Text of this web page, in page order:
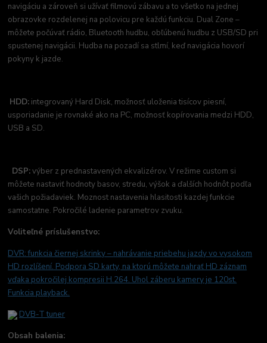
navigáciu a zároveň si užívať filmovú zábavu a to všetko na jednej
obrazovke rozdelenej na polovicu pre každú funkciu. Dual Zone –
môžete počúvať rádio, Bluetooth hudbu, obľúbenú hudbu z USB/SD pri
spustenej navigácii. Hudba na pozadí sa stlmí, keď navigácia hovorí
pokyny k jazde.
HDD: integrovaný Hard Disk, možnosť uloženia tisícov piesní,
usporiadanie je rovnaké ako na PC, možnosť kopírovania medzi HDD,
USB a SD.
DSP:výber z prednastavených ekvalizérov. V režime custom si
môžete nastaviť hodnoty basov, stredu, výšok a ďalších hodnôt podľa
vašich požiadaviek. Moznost nastavenia hlasitosti kazdej funkcie
samostatne. Pokročilé ladenie parametrov zvuku.
Voliteľné príslušenstvo:
DVR: funkcia čiernej skrinky – nahrávanie priebehu jazdy vo vysokom
HD rozlíšení. Podpora SD karty, na ktorú môžete nahrať HD záznam
vďaka pokročilej kompresii H.264. Uhol záberu kamery je 120st.
Funkcia playback.
DVB-T tuner
Obsah balenia: